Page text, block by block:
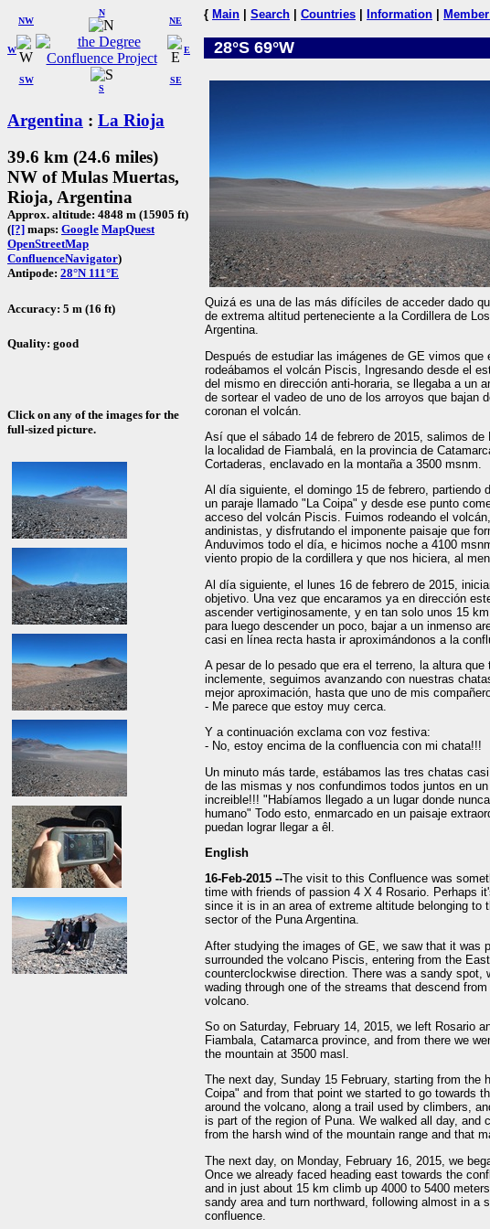
W
NW
N
NE
SW
S
SE
E
Argentina : La Rioja
39.6 km (24.6 miles)
NW of Mulas Muertas,
Rioja, Argentina
Approx. altitude: 4848 m (15905 ft)
([?] maps: Google MapQuest
OpenStreetMap
ConfluenceNavigator)
Antipode: 28°N 111°E
Accuracy: 5 m (16 ft)
Quality: good
Click on any of the images for the
full-sized picture.
{ Main Search Countries Information
28°S 69°W
Quizá es una de las más difíciles de acceder dado
de extrema altitud perteneciente a la Cordillera de
Argentina.
Después de estudiar las imágenes de GE vimos
rodeábamos el volcán Piscis, Ingresando desde el
del mismo en dirección anti-horaria, se llegaba a un
de sortear el vadeo de uno de los arroyos que bajan
coronan el volcán.
Así que el sábado 14 de febrero de 2015, salimos
la localidad de Fiambalá, en la provincia de
Cortaderas, enclavado en la montaña a 3500 msnm.
Al día siguiente, el domingo 15 de febrero, partiendo
un paraje llamado "La Coipa" y desde ese punto
acceso del volcán Piscis. Fuimos rodeando el
andinistas, y disfrutando el imponente paisaje que
Anduvimos todo el día, e hicimos noche a 4100
viento propio de la cordillera y que nos hiciera, al
Al día siguiente, el lunes 16 de febrero de 2015,
objetivo. Una vez que encaramos ya en dirección
ascender vertiginosamente, y en tan solo unos 15
para luego descender un poco, bajar a un inmenso
casi en línea recta hasta ir aproximándonos a la
A pesar de lo pesado que era el terreno, la altura
inclemente, seguimos avanzando con nuestras
mejor aproximación, hasta que uno de mis
- Me parece que estoy muy cerca.
Y a continuación exclama con voz festiva:
- No, estoy encima de la confluencia con mi chata!!!
Un minuto más tarde, estábamos las tres chatas
de las mismas y nos confundimos todos juntos en
increible!!! "Habíamos llegado a un lugar donde
humano" Todo esto, enmarcado en un paisaje
puedan lograr llegar a êl.
English
16-Feb-2015 --The visit to this Confluence was
time with friends of passion 4 X 4 Rosario. Perhaps
since it is in an area of extreme altitude belonging to
sector of the Puna Argentina.
After studying the images of GE, we saw that it was
surrounded the volcano Piscis, entering from the
counterclockwise direction. There was a sandy
wading through one of the streams that descend
volcano.
So on Saturday, February 14, 2015, we left Rosario
Fiambala, Catamarca province, and from there we
the mountain at 3500 masl.
The next day, Sunday 15 February, starting from the
Coipa" and from that point we started to go towards
around the volcano, along a trail used by climbers,
is part of the region of Puna. We walked all day, and
from the harsh wind of the mountain range and that
The next day, on Monday, February 16, 2015, we
Once we already faced heading east towards the
and in just about 15 km climb up 4000 to 5400
sandy area and turn northward, following almost in a
confluence.